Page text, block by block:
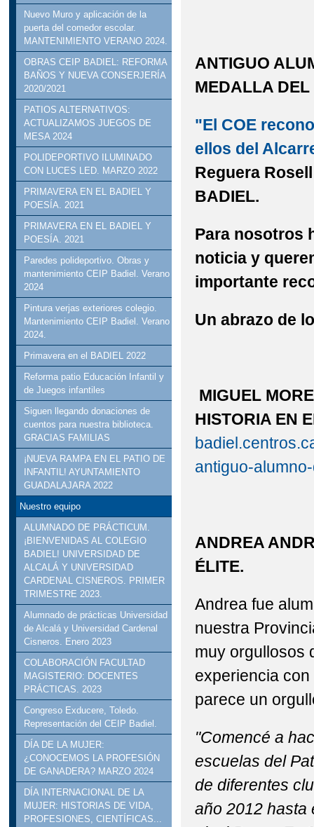
Nuevo Muro y aplicación de la
puerta del comedor escolar.
MANTENIMIENTO VERANO 2024.
OBRAS CEIP BADIEL: REFORMA
BAÑOS Y NUEVA CONSERJERÍA
2020/2021
PATIOS ALTERNATIVOS:
ACTUALIZAMOS JUEGOS DE
MESA 2024
POLIDEPORTIVO ILUMINADO
CON LUCES LED. MARZO 2022
PRIMAVERA EN EL BADIEL Y
POESÍA. 2021
PRIMAVERA EN EL BADIEL Y
POESÍA. 2021
Paredes polideportivo. Obras y
mantenimiento CEIP Badiel. Verano
2024
Pintura verjas exteriores colegio.
Mantenimiento CEIP Badiel. Verano
2024.
Primavera en el BADIEL 2022
Reforma patio Educación Infantil y
de Juegos infantiles
Siguen llegando donaciones de
cuentos para nuestra biblioteca.
GRACIAS FAMILIAS
¡NUEVA RAMPA EN EL PATIO DE
INFANTIL! AYUNTAMIENTO
GUADALAJARA 2022
Nuestro equipo
ALUMNADO DE PRÁCTICUM.
¡BIENVENIDAS AL COLEGIO
BADIEL! UNIVERSIDAD DE
ALCALÁ Y UNIVERSIDAD
CARDENAL CISNEROS. PRIMER
TRIMESTRE 2023.
Alumnado de prácticas Universidad
de Alcalá y Universidad Cardenal
Cisneros. Enero 2023
COLABORACIÓN FACULTAD
MAGISTERIO: DOCENTES
PRÁCTICAS. 2023
Congreso Exducere, Toledo.
Representación del CEIP Badiel.
DÍA DE LA MUJER:
¿CONOCEMOS LA PROFESIÓN
DE GANADERA? MARZO 2024
DÍA INTERNACIONAL DE LA
MUJER: HISTORIAS DE VIDA,
PROFESIONES, CIENTÍFICAS...
ANTIGUO
MEDALLA DEL
"El COE
ellos del
Reguera
BADIEL.
Para nosotros
noticia y
importante
Un abrazo de
MIGUEL
HISTORIA EN
antiguo-
ANDREA
ÉLITE.
Andrea fue
nuestra
muy orgullosos
experiencia
parece un
"Comencé a
escuelas del
de diferentes
año 2012 hasta